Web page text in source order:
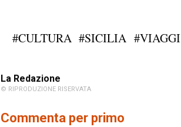
#CULTURA #SICILIA #VIAGGI
La Redazione
© RIPRODUZIONE RISERVATA
Commenta per primo